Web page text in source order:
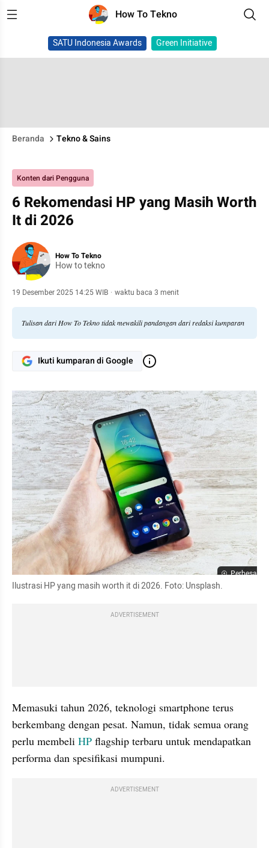
How To Tekno
SATU Indonesia Awards Green Initiative
Beranda Tekno & Sains
Konten dari Pengguna
6 Rekomendasi HP yang Masih Worth
It di 2026
How To Tekno
How to tekno
19 Desember 2025 14:25 WIB · waktu baca 3 menit
Tulisan dari How To Tekno tidak mewakili pandangan dari redaksi kumparan
Ikuti kumparan di Google
Perbesar
Ilustrasi HP yang masih worth it di 2026. Foto: Unsplash.
ADVERTISEMENT
Memasuki tahun 2026, teknologi smartphone terus
berkembang dengan pesat. Namun, tidak semua orang
perlu membeli HP flagship terbaru untuk mendapatkan
performa dan spesifikasi mumpuni.
ADVERTISEMENT